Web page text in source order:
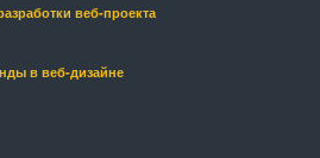
веб-проекта
в веб-дизайне